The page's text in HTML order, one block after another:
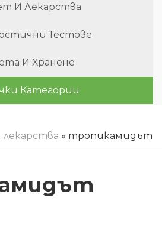
И Лекарства
Тестове
И Хранене
Категории
» тропикамидът